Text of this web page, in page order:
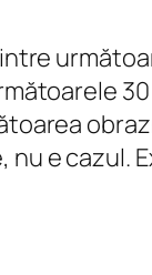
e cazul.